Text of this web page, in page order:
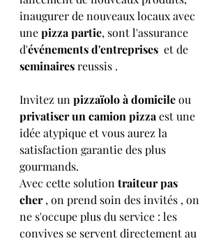
inaugurer de nouveaux locaux avec
une pizza partie, sont l'assurance
d'événements d'entreprises
  et de
seminaires reussis .
Invitez un pizzaïolo à domicile ou
privatiser un camion pizza est une
idée atypique et vous aurez la
satisfaction garantie des plus
gourmands.
Avec cette solution traiteur pas
cher , on prend soin des invités , on
ne s'occupe plus du service : les
convives se servent directement au